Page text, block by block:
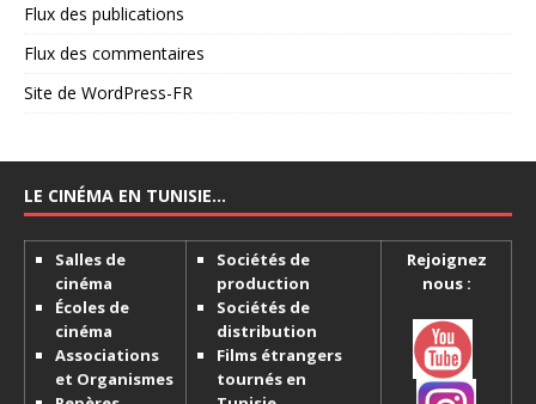
Flux des publications
Flux des commentaires
Site de WordPress-FR
LE CINÉMA EN TUNISIE…
Salles de
cinéma
Écoles de
cinéma
Associations
et Organismes
Sociétés de
production
Sociétés de
distribution
Films étrangers
tournés en
Rejoignez
nous :